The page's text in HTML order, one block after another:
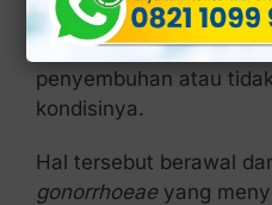
Gonore akan
panggul pada
penyembuhan atau
kondisinya.
Hal tersebut berawal
gonorrhoeaeyang